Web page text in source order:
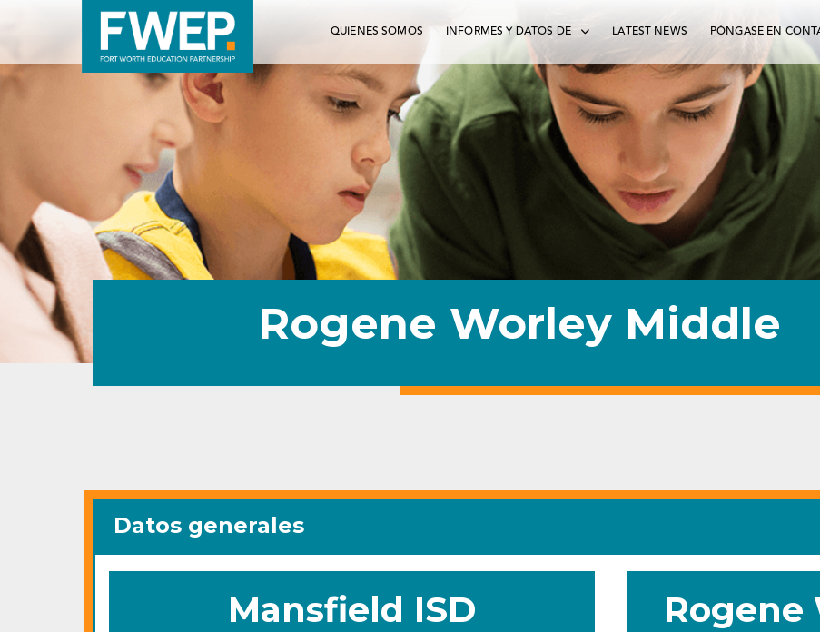
QUIENES SOMOS INFORMES Y DATOS DE LATEST NEWS PÓNGASE EN
Rogene Worley Middle
Datos generales
Mansfield ISD Rogene